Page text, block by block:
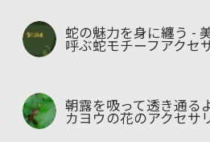
蛇の魅力を身に纏う -
呼ぶ蛇モチーフアク
朝露を吸って透き通る
カヨウの花のアクセ